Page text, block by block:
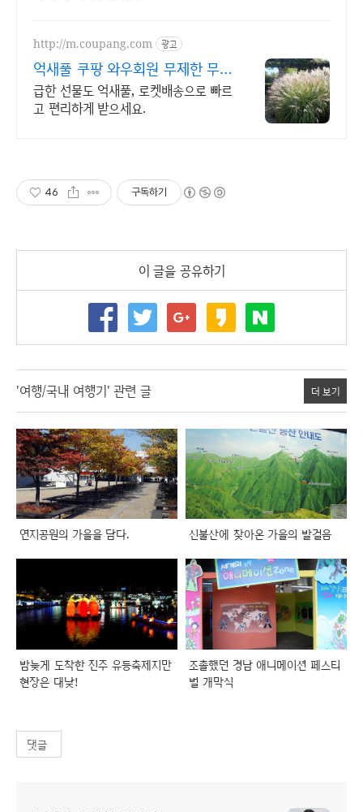
http://m.coupang.com 광고
억새풀 쿠팡 와우회원 무제한 무료
배송
급한 선물도 억새풀, 로켓배송으로 빠르
고 편리하게 받으세요.
46 구독하기
이 글을 공유하기
'여행/국내 여행기' 관련 글 더 보기
연지공원의 가을을 담다. 신불산에 찾아온 가을의 발걸음
밤늦게 도착한 진주 유등축제지만
현장은 대낮!
조촐했던 경남 애니메이션 페스티
벌 개막식
댓글